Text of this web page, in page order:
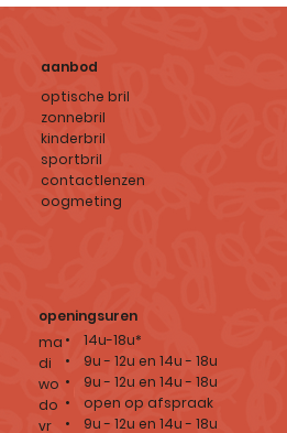
ma
di
wo
do
vr
• 14u-18u*
• 9u - 12u en 14u - 18u
• 9u - 12u en 14u - 18u
• open op afspraak
• 9u - 12u en 14u - 18u
openingsuren
aanbod
optische bril
zonnebril
kinderbril
sportbril
contactlenzen
oogmeting